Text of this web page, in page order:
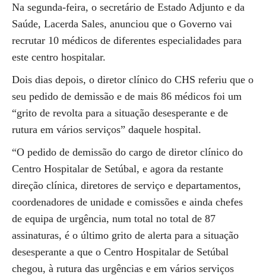
Na segunda-feira, o secretário de Estado Adjunto e da
Saúde, Lacerda Sales, anunciou que o Governo vai
recrutar 10 médicos de diferentes especialidades para
este centro hospitalar.
Dois dias depois, o diretor clínico do CHS referiu que o
seu pedido de demissão e de mais 86 médicos foi um
“grito de revolta para a situação desesperante e de
rutura em vários serviços” daquele hospital.
“O pedido de demissão do cargo de diretor clínico do
Centro Hospitalar de Setúbal, e agora da restante
direção clínica, diretores de serviço e departamentos,
coordenadores de unidade e comissões e ainda chefes
de equipa de urgência, num total no total de 87
assinaturas, é o último grito de alerta para a situação
desesperante a que o Centro Hospitalar de Setúbal
chegou, à rutura das urgências e em vários serviços